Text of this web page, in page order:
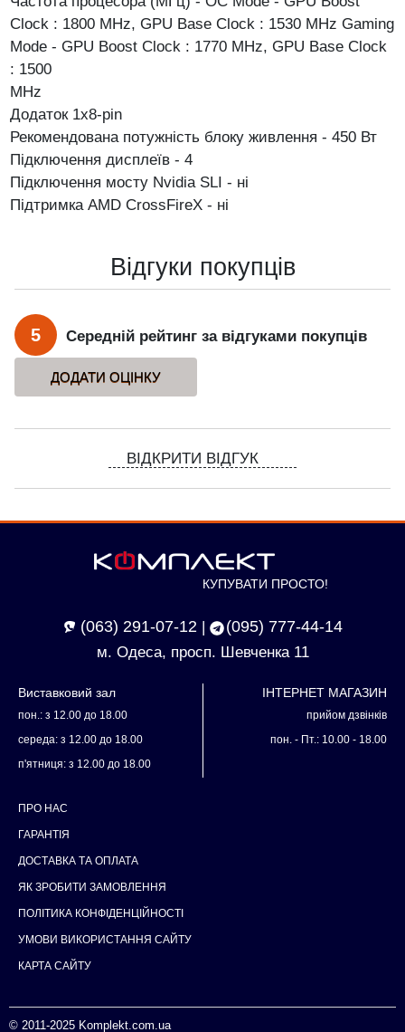
Clock : 1800 MHz, GPU Base Clock : 1530 MHz Gaming
Mode - GPU Boost Clock : 1770 MHz, GPU Base Clock
: 1500
MHz
Додаток 1х8-pin
Рекомендована потужність блоку живлення - 450 Вт
Підключення дисплеїв - 4
Підключення мосту Nvidia SLI - ні
Підтримка AMD CrossFireX - ні
Відгуки покупців
5 Середній рейтинг за відгуками покупців
ВІДКРИТИ ВІДГУК
КУПУВАТИ ПРОСТО!
(063) 291-07-12 (095) 777-44-14
м. Одеса, просп. Шевченка 11
Виставковий зал
пон.: з 12.00 до 18.00
середа: з 12.00 до 18.00
п'ятниця: з 12.00 до 18.00
ІНТЕРНЕТ МАГАЗИН
прийом дзвінків
пон. - Пт.: 10.00 - 18.00
ПРО НАС
ГАРАНТІЯ
ДОСТАВКА ТА ОПЛАТА
ЯК ЗРОБИТИ ЗАМОВЛЕННЯ
ПОЛІТИКА КОНФІДЕНЦІЙНОСТІ
УМОВИ ВИКОРИСТАННЯ САЙТУ
КАРТА САЙТУ
© 2011-2025 Komplekt.com.ua